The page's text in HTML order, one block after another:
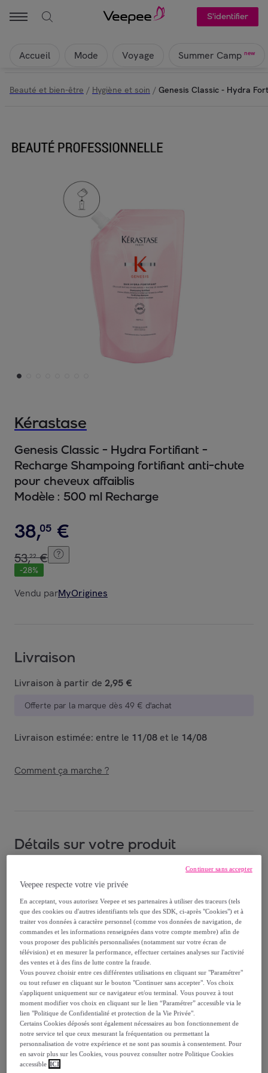
S'identifier
Accueil Mode Voyage Summer Camp new
Beauté et bien-être / Hygiène et soin / Genesis Classic - Hydra
Kérastase
Genesis Classic - Hydra Fortifiant -
Recharge Shampoing fortifiant anti-chute
pour cheveux affaiblis
Modèle : 500 ml Recharge
38,05 €
53,22 €
-28%
Vendu parMyOrigines
Livraison
Livraison à partir de 2,95 €
Offerte par la marque dès 49 € d'achat
Livraison estimée: entre le 11/08 et le 14/08
Comment ça marche ?
Détails sur votre produit
Le Bain Hydra-Fortifiant de la gamme Genesis de
Kérastase est conçu pour les cheveux fins ou normaux
à mixtes qui sont fragilisés et ont tendance à tomber. Ce
shampoing anti-chute de cheveux lave en douceur le
cuir chevelu, afin d’éliminer l’excès de sébum et les
impuretés qui peuvent étouffer les racines et affaiblir la
fibre capillaire.
L’action du Bain Hydra-Fortifiant provient de deux
ingrédients phare de la gamme Genesis de Kérastase :
les cellules natives d’edelweiss et la racine de
Veepee respecte votre vie privée
En acceptant, vous autorisez Veepee et ses partenaires à utiliser des traceurs (tels
que des cookies ou d'autres identifiants tels que des SDK, ci-après "Cookies") et à
traiter vos données à caractère personnel (comme vos données de navigation, de
commandes et les informations renseignées dans votre compte membre) afin de
vous proposer des publicités personnalisées (notamment sur votre écran de
télévision) et en mesurer la performance, effectuer certaines analyses sur l'activité
des ventes et à des fins de lutte contre la fraude.
Vous pouvez choisir entre ces différentes utilisations en cliquant sur "Paramétrer"
ou tout refuser en cliquant sur le bouton "Continuer sans accepter". Vos choix
s'appliquent uniquement sur ce navigateur et/ou terminal. Vous pouvez à tout
moment modifier vos choix en cliquant sur le lien “Paramétrer” accessible via le
lien "Politique de Confidentialité et protection de la Vie Privée".
Certains Cookies déposés sont également nécessaires au bon fonctionnement de
notre service tel que ceux mesurant la fréquentation ou permettant la
personnalisation de votre expérience et ne sont pas soumis à consentement. Pour
en savoir plus sur les Cookies, vous pouvez consulter notre Politique Cookies
accessible ICI
Continuer sans accepter